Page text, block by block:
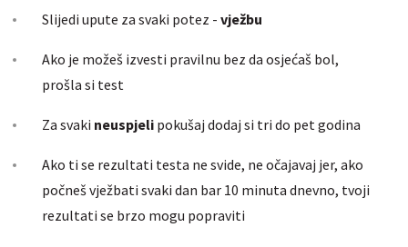
Slijedi upute za svaki potez - vježbu
Ako je možeš izvesti pravilnu bez da osjećaš bol,
prošla si test
Za svaki neuspjeli pokušaj dodaj si tri do pet godina
Ako ti se rezultati testa ne svide, ne očajavaj jer, ako
počneš vježbati svaki dan bar 10 minuta dnevno, tvoji
rezultati se brzo mogu popraviti